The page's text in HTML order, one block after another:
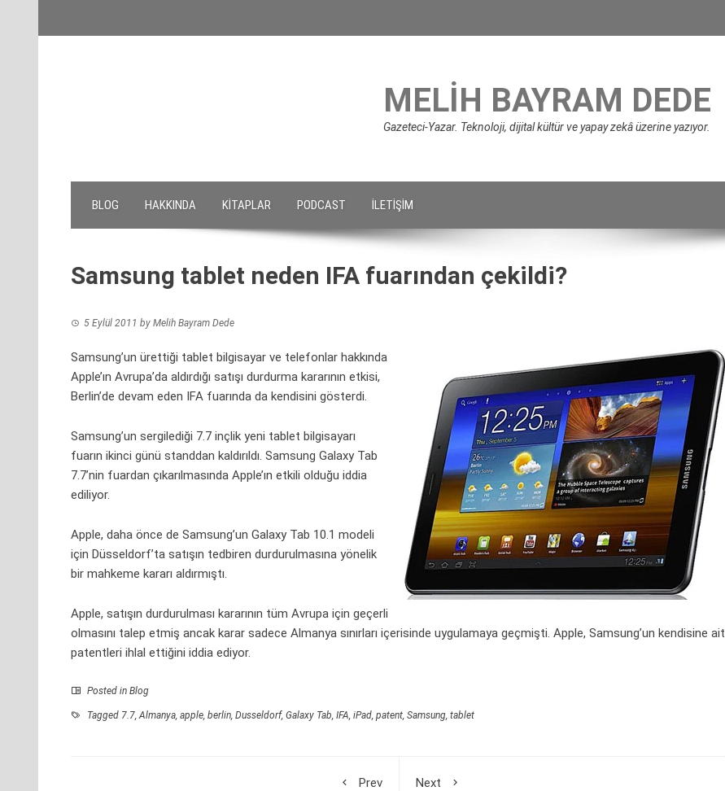
MELIH BAYRAM DEDE
Gazeteci-Yazar. Teknoloji, dijital kültür ve yapay zekâ üzerine yazıyor.
BLOG HAKKINDA KITAPLAR PODCAST İLETIŞIM
Samsung tablet neden IFA fuarından çekildi?
5 Eylül 2011 by Melih Bayram Dede
Samsung’un ürettiği tablet bilgisayar ve telefonlar hakkında
Apple’ın Avrupa’da aldırdığı satışı durdurma kararının etkisi,
Berlin’de devam eden IFA fuarında da kendisini gösterdi.
Samsung’un sergilediği 7.7 inçlik yeni tablet bilgisayarı
fuarın ikinci günü standdan kaldırıldı. Samsung Galaxy Tab
7.7’nin fuardan çıkarılmasında Apple’ın etkili olduğu iddia
ediliyor.
Apple, daha önce de Samsung’un Galaxy Tab 10.1 modeli
için Düsseldorf’ta satışın tedbiren durdurulmasına yönelik
bir mahkeme kararı aldırmıştı.
Apple, satışın durdurulması kararının tüm Avrupa için geçerli
olmasını talep etmiş ancak karar sadece Almanya sınırları içerisinde uygulamaya geçmişti. Apple, Samsung’un kendisine ait
patentleri ihlal ettiğini iddia ediyor.
Posted in Blog
Tagged 7.7,Almanya, apple, berlin, Dusseldorf, Galaxy Tab, IFA, iPad, patent, Samsung, tablet
Prev
Next